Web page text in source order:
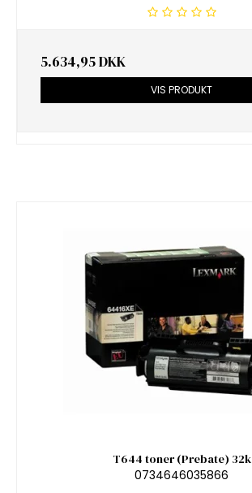
5.634,95 DKK
VIS PRODUKT
T644 toner (Prebate) 32k
0734646035866